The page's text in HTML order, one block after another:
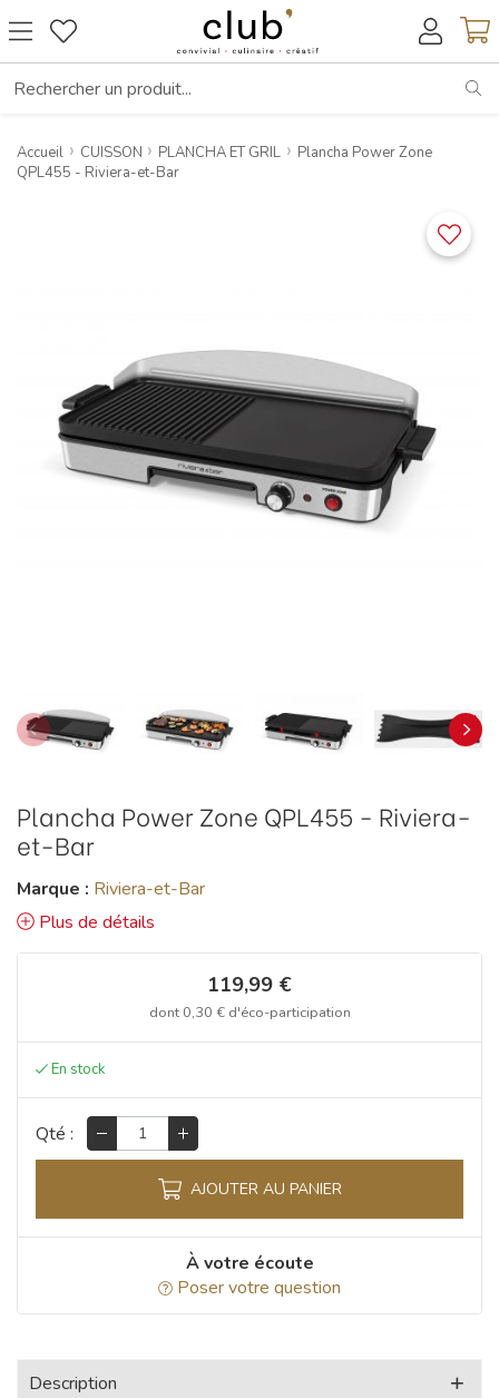
Accueil CUISSON PLANCHA ET GRIL
Plancha Power Zone
QPL455 - Riviera-et-Bar
Plancha Power Zone QPL455 - Riviera-
et-Bar
Marque : Riviera-et-Bar
Plus de détails
119,99 €
dont 0,30 €d'éco-participation
Qté :
AJOUTER AU PANIER
À votre écoute
Poser votre question
Description